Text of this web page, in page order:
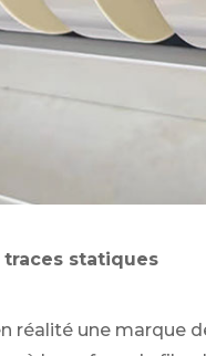
traces statiques
réalité une marque